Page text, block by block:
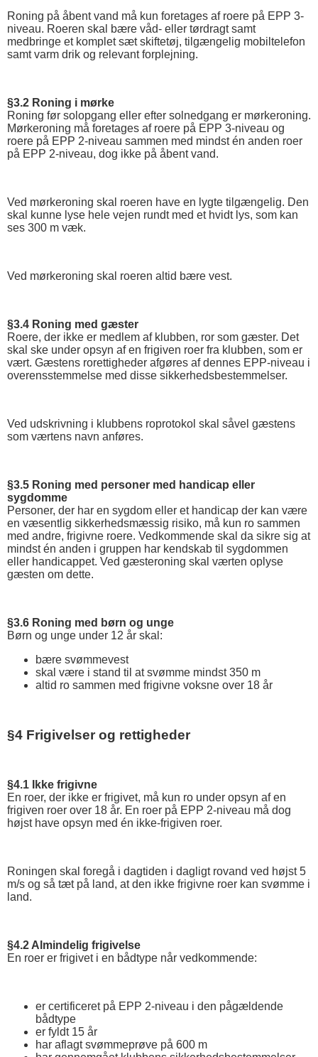
Roning på åbent vand må kun foretages af roere på EPP 3-
niveau. Roeren skal bære våd- eller tørdragt samt
medbringe et komplet sæt skiftetøj, tilgængelig mobiltelefon
samt varm drik og relevant forplejning.
§3.2 Roning i mørke
Roning før solopgang eller efter solnedgang er mørkeroning.
Mørkeroning må foretages af roere på EPP 3-niveau og
roere på EPP 2-niveau sammen med mindst én anden roer
på EPP 2-niveau, dog ikke på åbent vand.
Ved mørkeroning skal roeren have en lygte tilgængelig. Den
skal kunne lyse hele vejen rundt med et hvidt lys, som kan
ses 300 m væk.
Ved mørkeroning skal roeren altid bære vest.
§3.4 Roning med gæster
Roere, der ikke er medlem af klubben, ror som gæster. Det
skal ske under opsyn af en frigiven roer fra klubben, som er
vært. Gæstens rorettigheder afgøres af dennes EPP-niveau i
overensstemmelse med disse sikkerhedsbestemmelser.
Ved udskrivning i klubbens roprotokol skal såvel gæstens
som værtens navn anføres.
§3.5 Roning med personer med handicap eller
sygdomme
Personer, der har en sygdom eller et handicap der kan være
en væsentlig sikkerhedsmæssig risiko, må kun ro sammen
med andre, frigivne roere. Vedkommende skal da sikre sig at
mindst én anden i gruppen har kendskab til sygdommen
eller handicappet. Ved gæsteroning skal værten oplyse
gæsten om dette.
§3.6 Roning med børn og unge
Børn og unge under 12 år skal:
bære svømmevest
skal være i stand til at svømme mindst 350 m
altid ro sammen med frigivne voksne over 18 år
§4 Frigivelser og rettigheder
§4.1 Ikke frigivne
En roer, der ikke er frigivet, må kun ro under opsyn af en
frigiven roer over 18 år. En roer på EPP 2-niveau må dog
højst have opsyn med én ikke-frigiven roer.
Roningen skal foregå i dagtiden i dagligt rovand ved højst 5
m/s og så tæt på land, at den ikke frigivne roer kan svømme i
land.
§4.2 Almindelig frigivelse
En roer er frigivet i en bådtype når vedkommende:
er certificeret på EPP 2-niveau i den pågældende
bådtype
er fyldt 15 år
har aflagt svømmeprøve på 600 m